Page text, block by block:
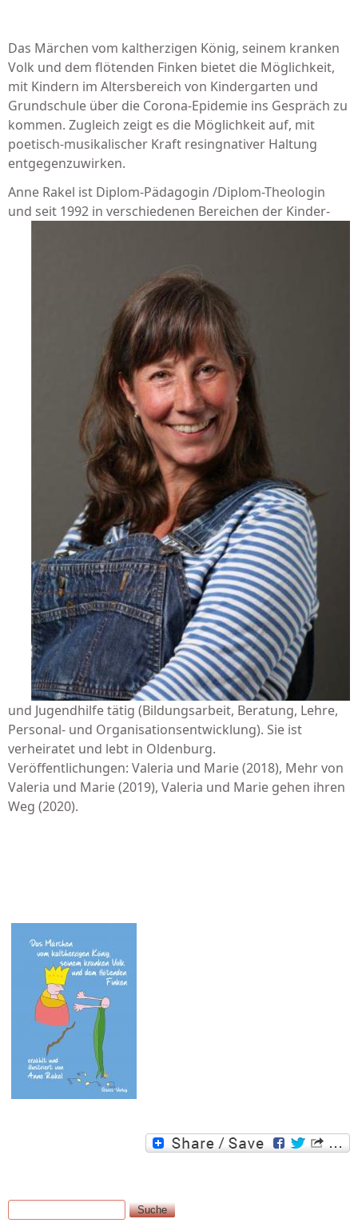
Das Märchen vom kaltherzigen König, seinem kranken
Volk und dem flötenden Finken bietet die Möglichkeit,
mit Kindern im Altersbereich von Kindergarten und
Grundschule über die Corona-Epidemie ins Gespräch zu
kommen. Zugleich zeigt es die Möglichkeit auf, mit
poetisch-musikalischer Kraft resingnativer Haltung
entgegenzuwirken.
Anne Rakel ist Diplom-Pädagogin /Diplom-Theologin
und seit 1992 in verschiedenen Bereichen der Kinder-
und Jugendhilfe tätig (Bildungsarbeit, Beratung, Lehre,
Personal- und Organisationsentwicklung). Sie ist
verheiratet und lebt in Oldenburg.
Veröffentlichungen: Valeria und Marie (2018), Mehr von
Valeria und Marie (2019), Valeria und Marie gehen ihren
Weg (2020).
Suchformular
Suche